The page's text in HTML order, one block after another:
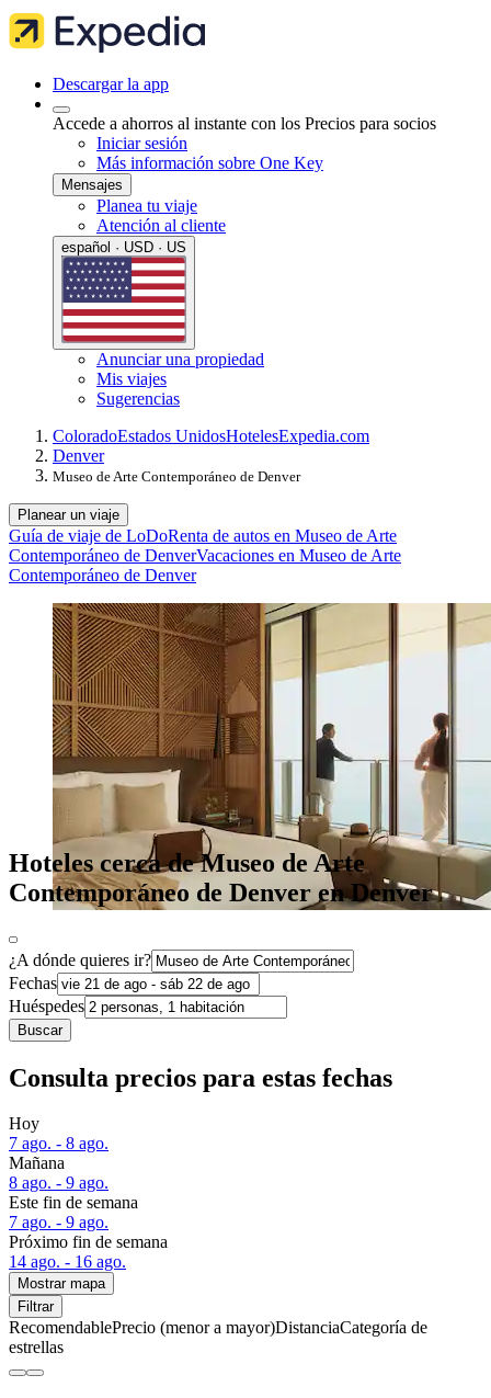
Descargar la app
Accede a ahorros al instante con los Precios para socios
Iniciar sesión
Más información sobre One Key
Mensajes
Planea tu viaje
Atención al cliente
español · USD · US
Anunciar una propiedad
Mis viajes
Sugerencias
ColoradoEstados UnidosHotelesExpedia.com
Denver
Museo de Arte Contemporáneo de Denver
Planear un viaje
Guía de viaje de LoDoRenta de autos en Museo de Arte
Contemporáneo de DenverVacaciones en Museo de Arte
Contemporáneo de Denver
Hoteles cerca de Museo de Arte
Contemporáneo de Denver en Denver
¿A dónde quieres ir?
Fechas
Huéspedes
Buscar
Consulta precios para estas fechas
Hoy
7 ago. - 8 ago.
Mañana
8 ago. - 9 ago.
Este fin de semana
7 ago. - 9 ago.
Próximo fin de semana
14 ago. - 16 ago.
Mostrar mapa
Filtrar
RecomendablePrecio (menor a mayor)DistanciaCategoría de
estrellas